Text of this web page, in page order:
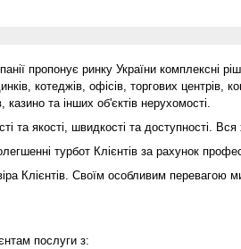
пропонує ринку України комплексні
котеджів, офісів, торгових центрів,
казино та інших об'єктів нерухомості.
та якості, швидкості та доступності. Вся
турбот Клієнтів за рахунок
Клієнтів. Своїм особливим перевагою
послуги з: